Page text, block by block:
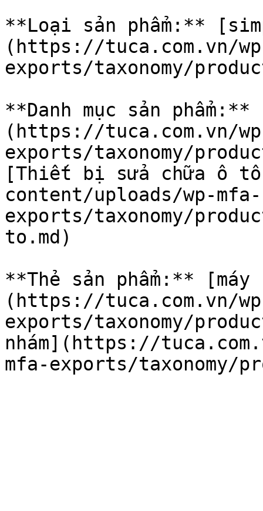
**Loại sản phẩm:**
(https://tuca.com.vn/
exports/taxonomy/
**Danh mục sản
(https://tuca.com.vn/
exports/taxonomy/
[Thiết bị sửa chữa ô
content/uploads/wp-mfa-
exports/taxonomy/
to.md)
**Thẻ sản phẩm:** [máy
(https://tuca.com.vn/
exports/taxonomy/
nhám](https://
mfa-exports/taxonomy/